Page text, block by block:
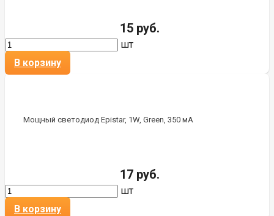
15 руб.
шт
В корзину
Мощный светодиод Epistar, 1W, Green, 350 мА
17 руб.
шт
В корзину